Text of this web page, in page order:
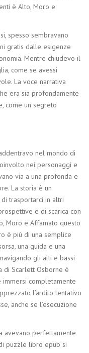
è Alto, Moro e
spesso sembravano
gratis dalle esigenze
Mentre chiudevo il
come se avessi
La voce narrativa
era sia profondamente
come un segreto
nel mondo di
nei personaggi e
via a una profonda e
La storia è un
trasportarci in altri
e di scarica con
Moro e Affamato questo
è più di una semplice
una guida e una
gli alti e bassi
di Scarlett Osborne è
completamente
l’ardito tentativo
anche se l’esecuzione
avevano perfettamente
puzzle libro epub si